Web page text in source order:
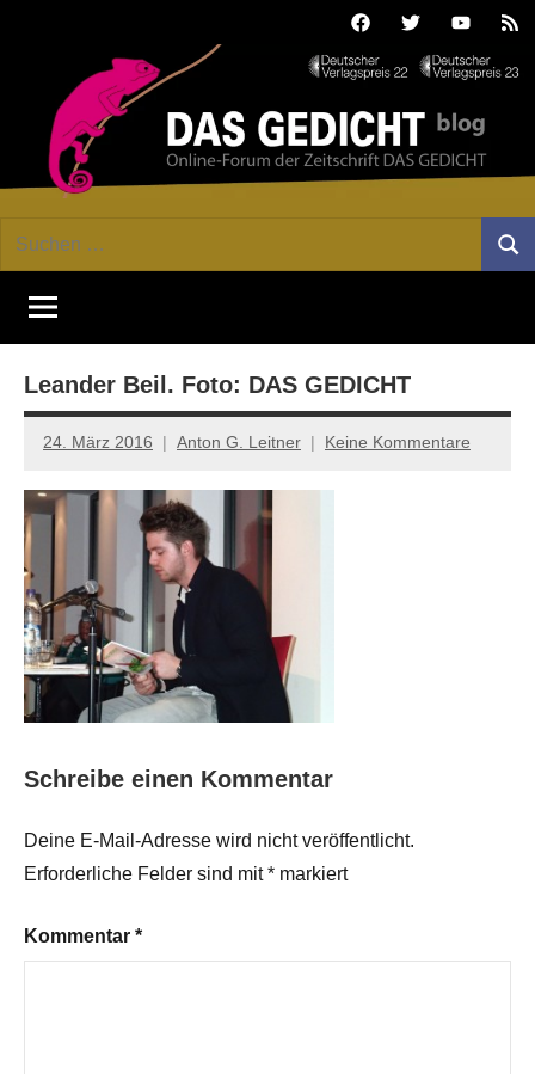
FacebookTwitterYoutube
GEDICHT
blog
Forum
von
DAS
Lyrik,
Essay
Kritik
Suchen
Leander Beil. Foto: DAS GEDICHT
24. März 2016 Anton G. Leitner Keine Kommentare
Schreibe einen Kommentar
Deine E-Mail-Adresse wird nicht veröffentlicht.
Erforderliche Felder sind mit* markiert
Kommentar *